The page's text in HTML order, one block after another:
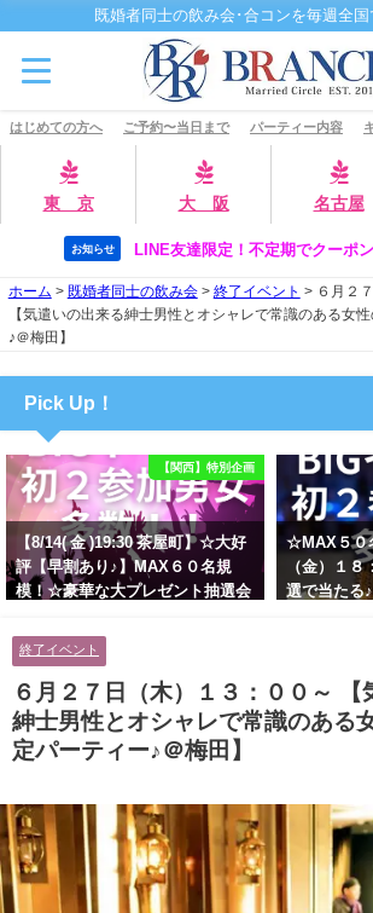
既婚者同士の飲み会･合コンを毎週全国
はじめての方へ ご予約〜当日まで パーティー内容
東 京 大 阪 名古屋
お知らせ LINE友達限定！不定期でクーポ
ホーム > 既婚者同士の飲み会> 終了イベント > ６月２
【気遣いの出来る紳士男性とオシャレで常識のある女
♪＠梅田】
Pick Up！
【関西】特別企画
【8/14( 金 )19:30 茶屋町】☆大好
評【早割あり♪】MAX６０名規
模！☆豪華な大プレゼント抽選会
男性とオシャレ好きで落ち着いた
大人女性の既婚者限定ビッグパー
ティー♪＠茶屋町】
☆MAX５０
（金）１
選で当たる
女性の既婚
ー♪＠池袋】
終了イベント
６月２７日（木）１３：００～ 【
紳士男性とオシャレで常識のある
定パーティー♪＠梅田】